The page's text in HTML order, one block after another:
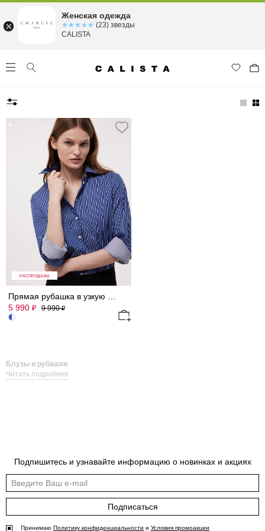
РАСПРОДАЖА
5 990 ₽ 9 990₽
Блузы и рубашки
Читать подробнее
Подпишитесь и узнавайте информацию о новинках и акциях
Подписаться
Принимаю Политику конфиденциальности и Условия промоакции
Женская одежда
☆☆☆☆☆
★★★★★ (23) звезды
CALISTA